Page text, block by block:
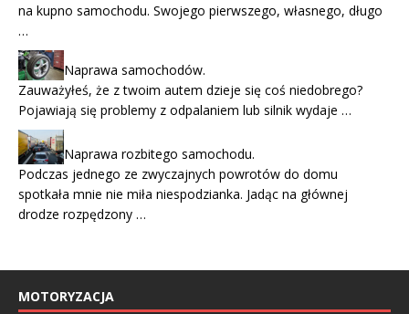
na kupno samochodu. Swojego pierwszego, własnego, długo
…
Naprawa samochodów.
Zauważyłeś, że z twoim autem dzieje się coś niedobrego?
Pojawiają się problemy z odpalaniem lub silnik wydaje …
Naprawa rozbitego samochodu.
Podczas jednego ze zwyczajnych powrotów do domu
spotkała mnie nie miła niespodzianka. Jadąc na głównej
drodze rozpędzony …
MOTORYZACJA